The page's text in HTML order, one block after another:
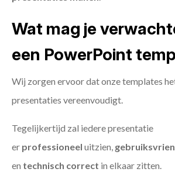
Wat mag je
een PowerPoint
Wij zorgen ervoor dat onze templates
presentaties vereenvoudigt.
Tegelijkertijd zal iedere presentatie
er professioneel uitzien,
en technisch correct in elkaar zitten.